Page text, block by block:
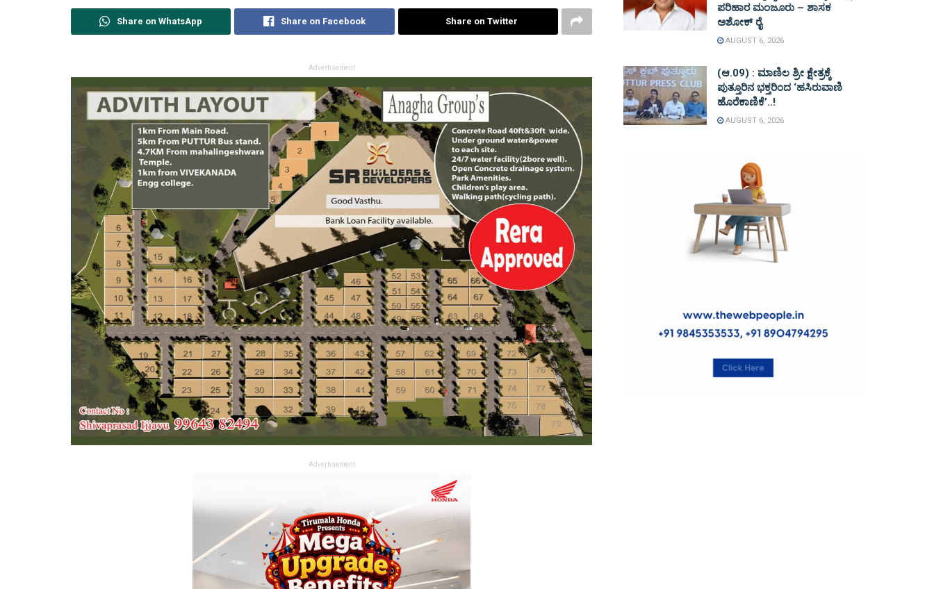
Share on WhatsApp Share on Facebook Share on Twitter
Advertisement
Advertisement
ಪರಿಹಾರ ಮಂಜೂರು – ಶಾಸಕ
ಅಶೋಕ್ ರೈ
AUGUST 6, 2026
(ಆ.09) : ಮಾಣಿಲ ಶ್ರೀ ಕ್ಷೇತ್ರಕ್ಕೆ
ಪುತ್ತೂರಿನ ಭಕ್ತರಿಂದ ‘ಹಸಿರುವಾಣಿ
ಹೊರೆಕಾಣಿಕೆ’..!
AUGUST 6, 2026